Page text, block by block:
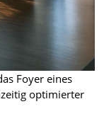
Foyer eines
optimierter